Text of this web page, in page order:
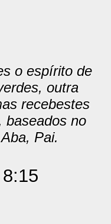
o espírito de
outra
recebestes
baseados no
Pai.